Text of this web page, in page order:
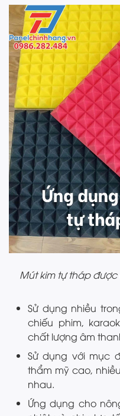
Mút kim tự tháp
Sử dụng nhiều
chiếu phim,
chất lượng âm
Sử dụng với mục
thẩm mỹ cao,
nhau.
Ứng dụng cho